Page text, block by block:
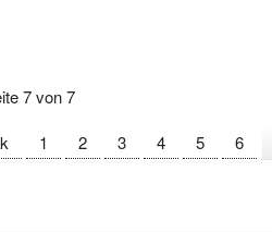
7 von 7
1 2 3 4 5 6